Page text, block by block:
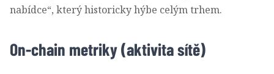
nabídce“, který historicky hýbe celým trhem.
On-chain metriky (aktivita sítě)